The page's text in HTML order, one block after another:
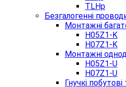
TLHp
Безгалогенні
Монтажні
H05Z1-K
H07Z1-K
Монтажні
H05Z1-U
H07Z1-U
Гнучкі